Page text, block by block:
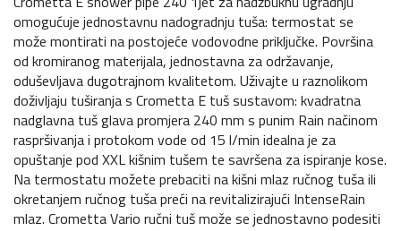
omogućuje jednostavnu nadogradnju tuša: termostat se
može montirati na postojeće vodovodne priključke. Površina
od kromiranog materijala, jednostavna za održavanje,
oduševljava dugotrajnom kvalitetom. Uživajte u raznolikom
doživljaju tuširanja s Crometta E tuš sustavom: kvadratna
nadglavna tuš glava promjera 240 mm s punim Rain načinom
raspršivanja i protokom vode od 15 l/min idealna je za
opuštanje pod XXL kišnim tušem te savršena za ispiranje kose.
Na termostatu možete prebaciti na kišni mlaz ručnog tuša ili
okretanjem ručnog tuša preći na revitalizirajući IntenseRain
mlaz. Crometta Vario ručni tuš može se jednostavno podesiti